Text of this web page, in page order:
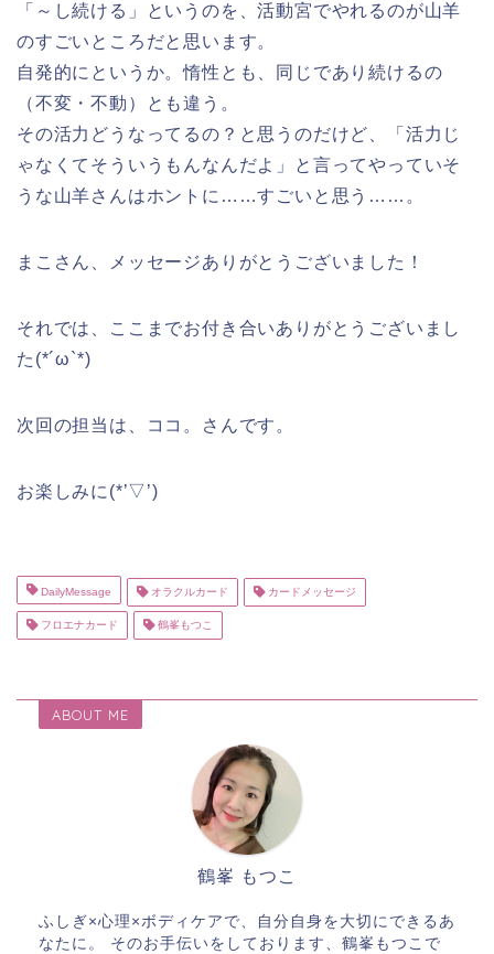
「～し続ける」というのを、活動宮でやれるのが山羊
のすごいところだと思います。
自発的にというか。惰性とも、同じであり続けるの
（不変・不動）とも違う。
その活力どうなってるの？と思うのだけど、「活力じ
ゃなくてそういうもんなんだよ」と言ってやっていそ
うな山羊さんはホントに……すごいと思う……。
まこさん、メッセージありがとうございました！
それでは、ここまでお付き合いありがとうございまし
た(*´ω`*)
次回の担当は、ココ。さんです。
お楽しみに(*’▽’)
DailyMessage オラクルカード カードメッセージ
フロエナカード 鶴峯もつこ
ABOUT ME
鶴峯 もつこ
ふしぎ×心理×ボディケアで、自分自身を大切にできるあ
なたに。 そのお手伝いをしております、鶴峯もつこで